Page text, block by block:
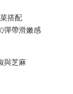
搭配
彈帶滑嫩感
與芝麻